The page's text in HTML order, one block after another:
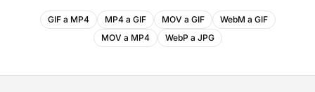
GIF a MP4 MP4 a GIF MOV a GIF
WebM a GIF
MOV a MP4
WebP a JPG